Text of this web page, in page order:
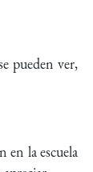
pueden ver,
en la escuela